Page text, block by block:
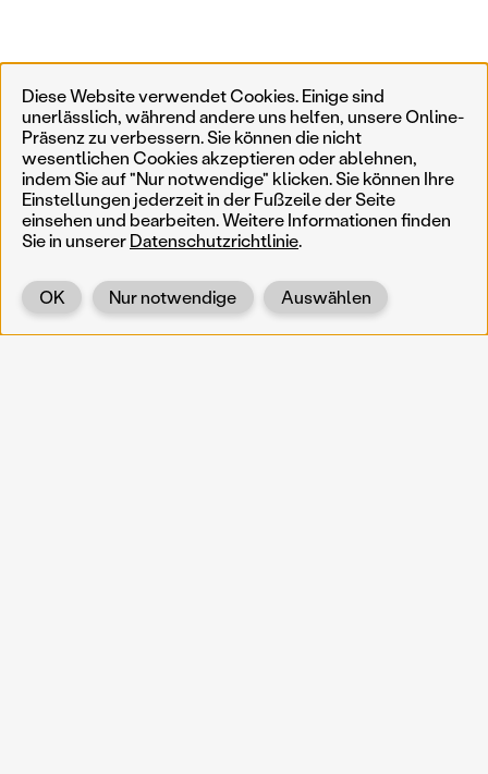
Diese Website verwendet Cookies. Einige sind
unerlässlich, während andere uns helfen, unsere Online-
Präsenz zu verbessern. Sie können die nicht
wesentlichen Cookies akzeptieren oder ablehnen,
indem Sie auf "Nur notwendige" klicken. Sie können Ihre
Einstellungen jederzeit in der Fußzeile der Seite
einsehen und bearbeiten. Weitere Informationen finden
Sie in unsererDatenschutzrichtlinie.
Auswählen
Nur notwendige
OK